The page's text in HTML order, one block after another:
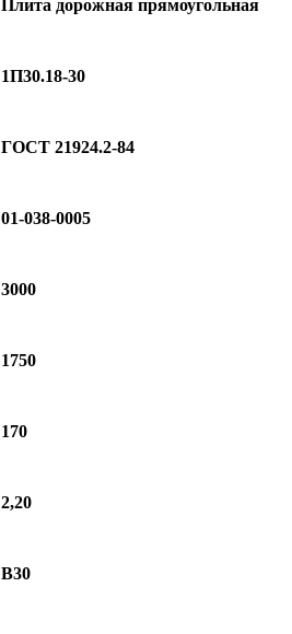
Плита дорожная прямоугольная
1П30.18-30
ГОСТ 21924.2-84
01-038-0005
3000
1750
170
2,20
B30